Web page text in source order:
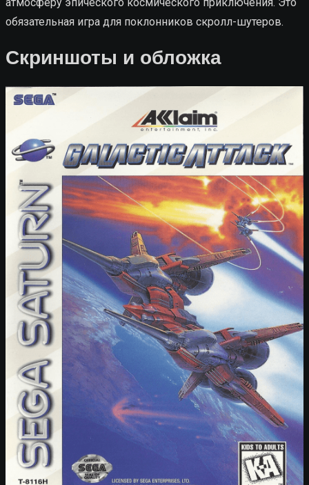
обязательная игра для поклонников скролл-шутеров.
Скриншоты и обложка